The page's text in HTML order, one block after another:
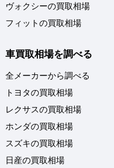
ヴォクシーの買取相場
フィットの買取相場
車買取相場を調べる
全メーカーから調べる
トヨタの買取相場
レクサスの買取相場
ホンダの買取相場
スズキの買取相場
日産の買取相場